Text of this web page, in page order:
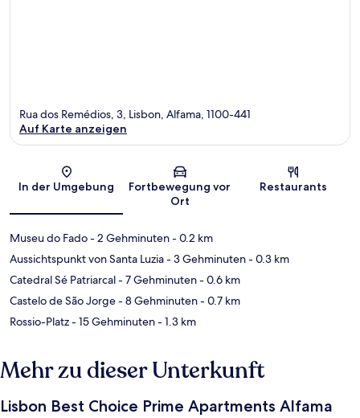
Karte
Rua dos Remédios, 3, Lisbon, Alfama, 1100-441
Auf Karte anzeigen
In der Umgebung
Fortbewegung vor
Ort
Restaurants
Museu do Fado- 2 Gehminuten- 0.2 km
Aussichtspunkt von Santa Luzia- 3 Gehminuten- 0.3 km
Catedral Sé Patriarcal- 7 Gehminuten- 0.6 km
Castelo de São Jorge- 8 Gehminuten- 0.7 km
Rossio-Platz- 15 Gehminuten- 1.3 km
Mehr zu dieser Unterkunft
Lisbon Best Choice Prime Apartments Alfama